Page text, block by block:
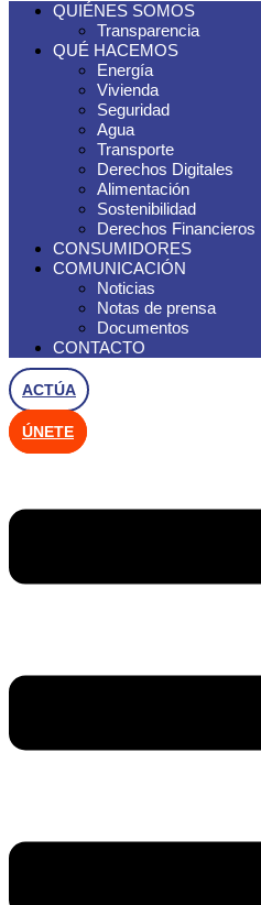
QUIÉNES SOMOS
Transparencia
QUÉ HACEMOS
Energía
Vivienda
Seguridad
Agua
Transporte
Derechos Digitales
Alimentación
Sostenibilidad
Derechos Financieros
CONSUMIDORES
COMUNICACIÓN
Noticias
Notas de prensa
Documentos
CONTACTO
ACTÚA
ÚNETE